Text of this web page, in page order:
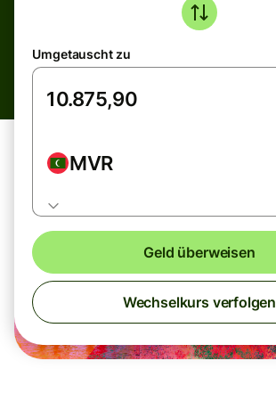
Umgetauscht zu
MVR
Geld überweisen
Wechselkurs verfolgen